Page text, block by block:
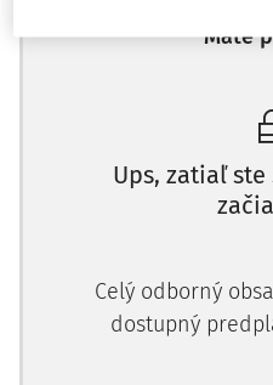
nasledujúciMáte
Ups, zatiaľ
Celý odborný
dostupný